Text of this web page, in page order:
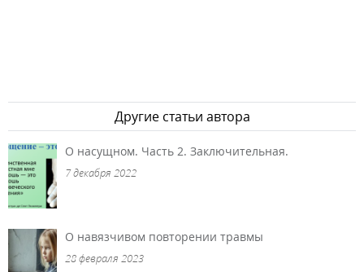
Другие статьи автора
О насущном. Часть 2. Заключительная.
7 декабря 2022
О навязчивом повторении травмы
28 февраля 2023